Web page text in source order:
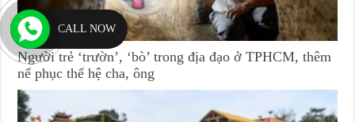
Người trẻ ‘trườn’, ‘bò’ trong địa đạo ở TPHCM, thêm
nể phục thế hệ cha, ông
CALL NOW